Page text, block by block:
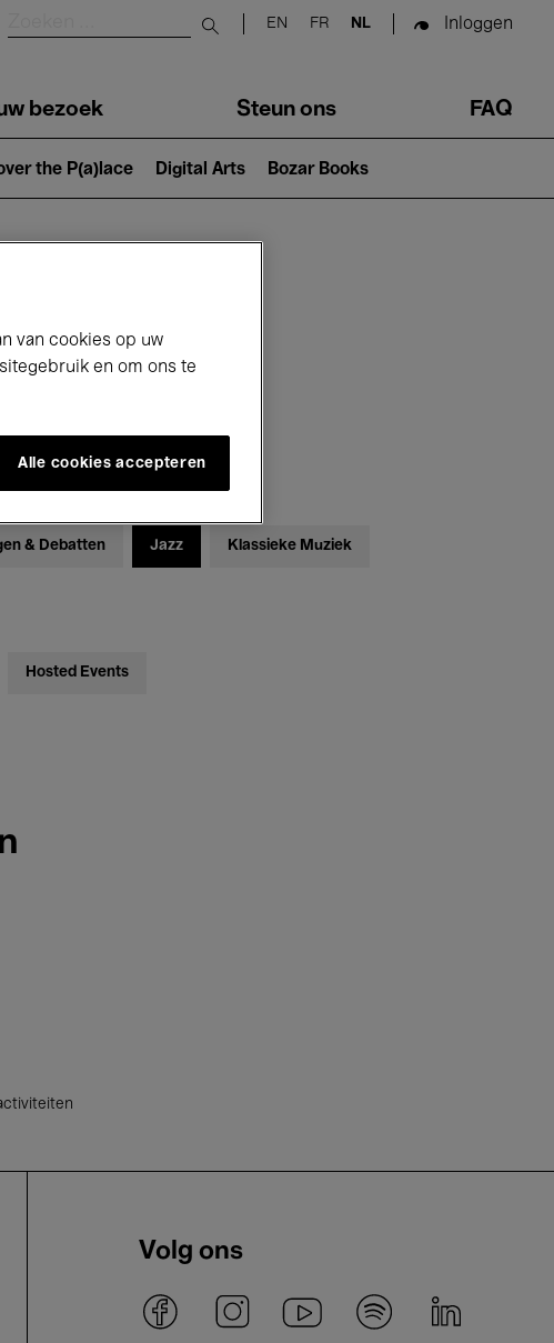
Submit search
EN FR NL Inloggen
bezoek Steun ons FAQ
the P(a)lace Digital Arts Bozar Books
& Debatten Jazz Klassieke Muziek
Hosted Events
Volg ons
van cookies op uw
en om ons te
Alle cookies accepteren